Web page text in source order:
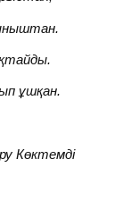
Көктемді